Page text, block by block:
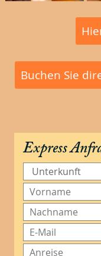
Buchen Sie
Express